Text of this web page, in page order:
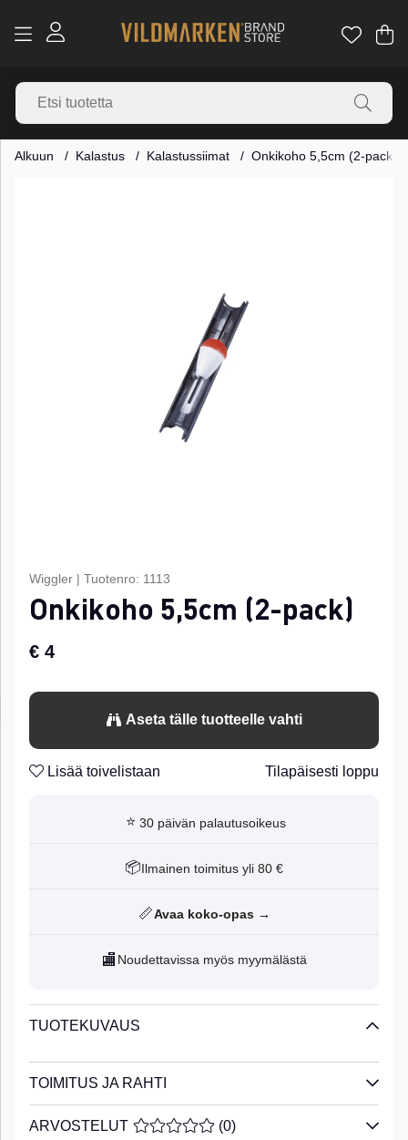
.
Alkuun Kalastus Kalastussiimat Onkikoho 5,5cm (2-pack)
Wiggler | Tuotenro: 1113
Onkikoho 5,5cm (2-pack)
€ 4
Aseta tälle tuotteelle vahti
Lisää toivelistaan Tilapäisesti loppu
⭐ 30 päivän palautusoikeus
📦 Ilmainen toimitus yli 80 €
📏Avaa koko-opas →
🏬 Noudettavissa myös myymälästä
TUOTEKUVAUS
TOIMITUS JA RAHTI
ARVOSTELUT KESKIARVOLUOKITUS 0 / 5
(0)